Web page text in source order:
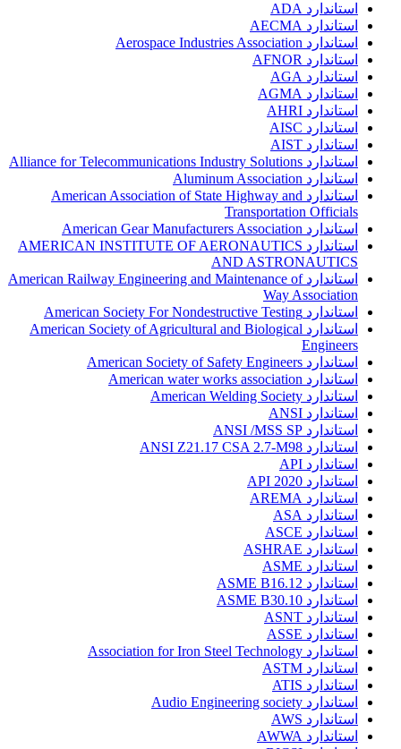
استاندارد ADA
استاندارد AECMA
استاندارد Aerospace Industries Association
استاندارد AFNOR
استاندارد AGA
استاندارد AGMA
استاندارد AHRI
استاندارد AISC
استاندارد AIST
استاندارد Alliance for Telecommunications Industry Solutions
استاندارد Aluminum Association
استاندارد American Association of State Highway and
Transportation Officials
استاندارد American Gear Manufacturers Association
استاندارد AMERICAN INSTITUTE OF AERONAUTICS
AND ASTRONAUTICS
استاندارد American Railway Engineering and Maintenance of
Way Association
استاندارد American Society For Nondestructive Testing
استاندارد American Society of Agricultural and Biological
Engineers
استاندارد American Society of Safety Engineers
استاندارد American water works association
استاندارد American Welding Society
استاندارد ANSI
استاندارد ANSI /MSS SP
استاندارد ANSI Z21.17 CSA 2.7-M98
استاندارد API
استاندارد API 2020
استاندارد AREMA
استاندارد ASA
استاندارد ASCE
استاندارد ASHRAE
استاندارد ASME
استاندارد ASME B16.12
استاندارد ASME B30.10
استاندارد ASNT
استاندارد ASSE
استاندارد Association for Iron Steel Technology
استاندارد ASTM
استاندارد ATIS
استاندارد Audio Engineering society
استاندارد AWS
استاندارد AWWA